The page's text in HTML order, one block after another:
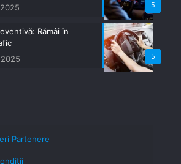
5
5
Rămâi în
Partenere